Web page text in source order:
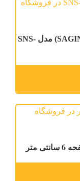
پرشر سوئیچ برند ساگی نومیا (SAGINOMIYA) مدل SNS-